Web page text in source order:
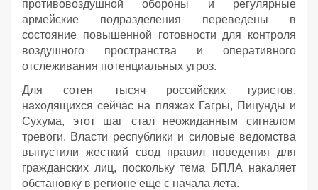
противовоздушной обороны и регулярные
армейские подразделения переведены в
состояние повышенной готовности для контроля
воздушного пространства и оперативного
отслеживания потенциальных угроз.
Для сотен тысяч российских туристов,
находящихся сейчас на пляжах Гагры, Пицунды и
Сухума, этот шаг стал неожиданным сигналом
тревоги. Власти республики и силовые ведомства
выпустили жесткий свод правил поведения для
гражданских лиц, поскольку тема БПЛА накаляет
обстановку в регионе еще с начала лета.